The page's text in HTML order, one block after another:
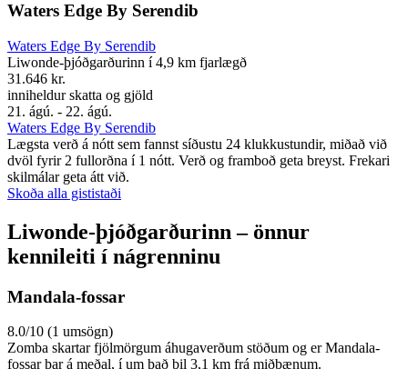
Waters Edge By Serendib
Waters Edge By Serendib
Liwonde-þjóðgarðurinn í 4,9 km fjarlægð
31.646 kr.
inniheldur skatta og gjöld
21. ágú. - 22. ágú.
Waters Edge By Serendib
Lægsta verð á nótt sem fannst síðustu 24 klukkustundir, miðað við
dvöl fyrir 2 fullorðna í 1 nótt. Verð og framboð geta breyst. Frekari
skilmálar geta átt við.
Skoða alla gististaði
Liwonde-þjóðgarðurinn – önnur
kennileiti í nágrenninu
Mandala-fossar
8.0/10 (1 umsögn)
Zomba skartar fjölmörgum áhugaverðum stöðum og er Mandala-
fossar þar á meðal, í um það bil 3,1 km frá miðbænum.